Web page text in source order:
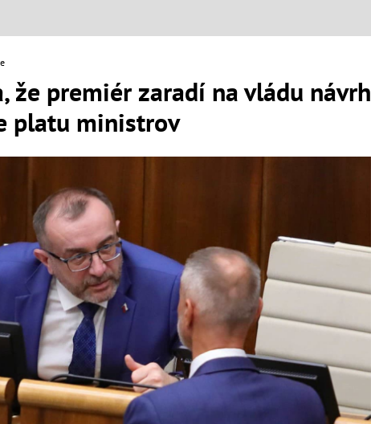
že premiér zaradí na vládu návrh
platu ministrov